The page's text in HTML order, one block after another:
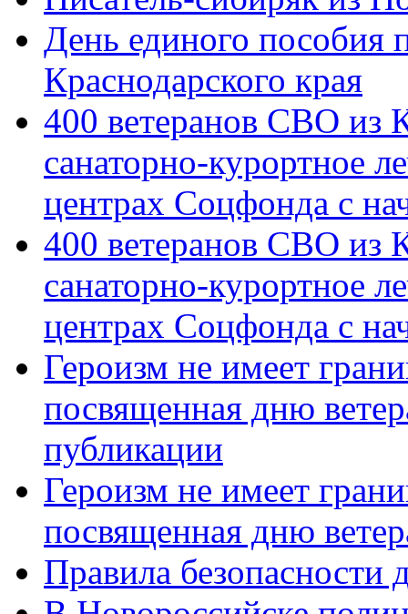
День единого пособия
Краснодарского края
400 ветеранов СВО из
санаторно-курортное
центрах Соцфонда с
400 ветеранов СВО из
санаторно-курортное
центрах Соцфонда с
Героизм не имеет
посвященная дню
публикации
Героизм не имеет
посвященная дню
Правила безопасности